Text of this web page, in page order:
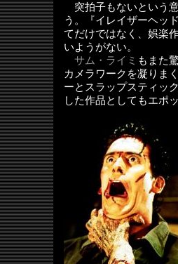
突拍子もないという
う。『イレイザーヘッ
てだけではなく、娯楽
いようがない。
サム・ライミ もまた
カメラワークを凝りま
ーとスラップスティッ
した作品としてもエポ